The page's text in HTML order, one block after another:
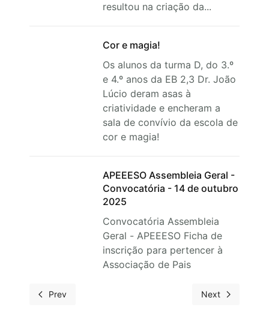
resultou na criação da...
Cor e magia!
Os alunos da turma D, do 3.º
e 4.º anos da EB 2,3 Dr. João
Lúcio deram asas à
criatividade e encheram a
sala de convívio da escola de
cor e magia!
APEEESO Assembleia Geral -
Convocatória - 14 de outubro
2025
Convocatória Assembleia
Geral - APEEESO Ficha de
inscrição para pertencer à
Associação de Pais
Prev Next